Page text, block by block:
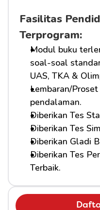
Fasilitas
Terprogram:
Modul buku
soal-soal
UAS, TKA &
Lembaran/
pendalaman.
Diberikan Tes
Diberikan Tes
Diberikan Gladi
Diberikan Tes
Terbaik.